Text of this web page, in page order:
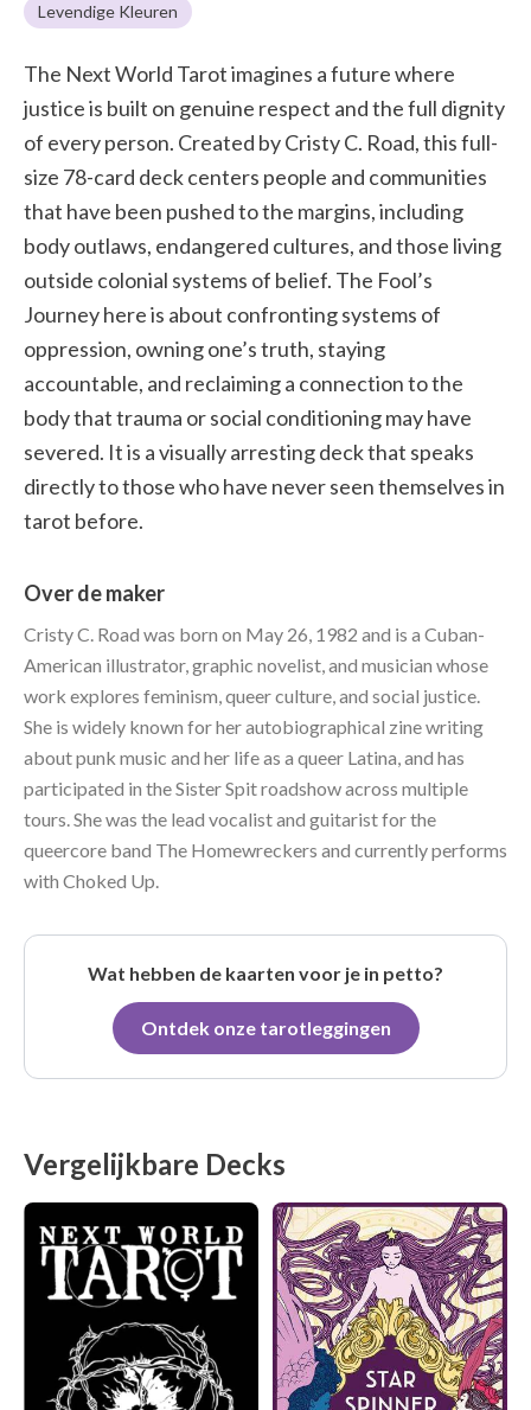
Levendige Kleuren
The Next World Tarot imagines a future where
justice is built on genuine respect and the full dignity
of every person. Created by Cristy C. Road, this full-
size 78-card deck centers people and communities
that have been pushed to the margins, including
body outlaws, endangered cultures, and those living
outside colonial systems of belief. The Fool’s
Journey here is about confronting systems of
oppression, owning one’s truth, staying
accountable, and reclaiming a connection to the
body that trauma or social conditioning may have
severed. It is a visually arresting deck that speaks
directly to those who have never seen themselves in
tarot before.
Over de maker
Cristy C. Road was born on May 26, 1982 and is a Cuban-
American illustrator, graphic novelist, and musician whose
work explores feminism, queer culture, and social justice.
She is widely known for her autobiographical zine writing
about punk music and her life as a queer Latina, and has
participated in the Sister Spit roadshow across multiple
tours. She was the lead vocalist and guitarist for the
queercore band The Homewreckers and currently performs
with Choked Up.
Wat hebben de kaarten voor je in petto?
Ontdek onze tarotleggingen
Vergelijkbare Decks